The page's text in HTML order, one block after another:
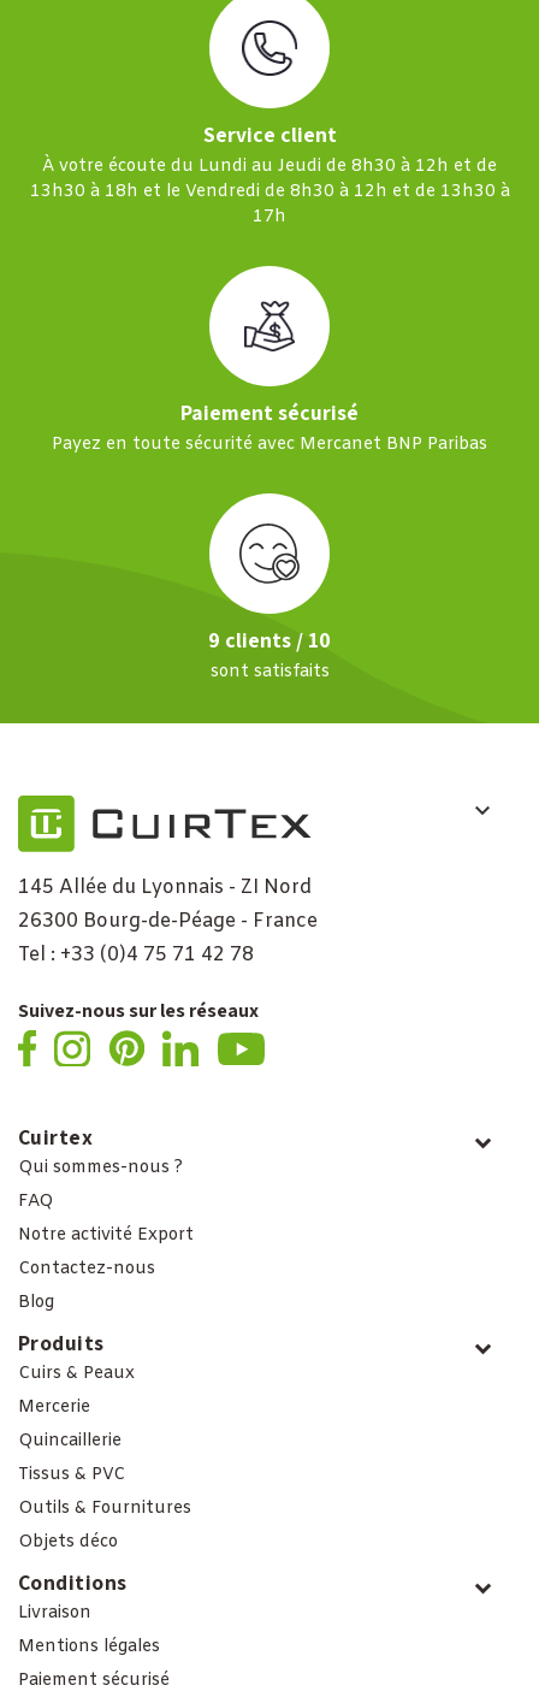
Service client
À votre écoute du Lundi au Jeudi de 8h30 à 12h et de
13h30 à 18h et le Vendredi de 8h30 à 12h et de 13h30 à
17h
Paiement sécurisé
Payez en toute sécurité avec Mercanet BNP Paribas
9 clients / 10
sont satisfaits
145 Allée du Lyonnais - ZI Nord
26300 Bourg-de-Péage - France
Tel : +33 (0)4 75 71 42 78
Suivez-nous sur les réseaux
Cuirtex
Qui sommes-nous ?
FAQ
Notre activité Export
Contactez-nous
Blog
Produits
Cuirs & Peaux
Mercerie
Quincaillerie
Tissus & PVC
Outils & Fournitures
Objets déco
Conditions
Livraison
Mentions légales
Paiement sécurisé